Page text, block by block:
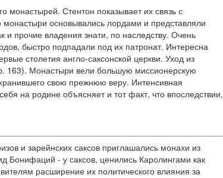
монастырей. Стентон показывает их связь с
основывались лордами и представляли
прочие владения знати, по наследству. Очень
быстро подпадали под их патронат. Интересна
столетия англо-саксонской церкви. Уход из
163). Монастыри вели большую миссионерскую
свою прежнюю веру. Интенсивная
на родине объясняет и тот факт, что впоследствии,
и зарейнских саксов приглашались монахи из
- у саксов, ценились Каролингами как
расширение их политического влияния за